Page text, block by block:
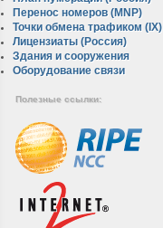
Перенос номеров (MNP)
Точки обмена трафиком (IX)
Лицензиаты (Россия)
Здания и сооружения
Оборудование связи
Полезные ссылки: